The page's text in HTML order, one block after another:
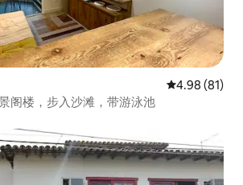
平均评分
4.98 (81)
阁楼，步入沙滩，带游泳池